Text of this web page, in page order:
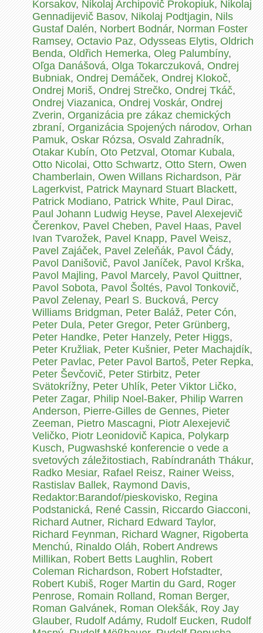
Korsakov,Nikolaj Archipovič Prokopiuk,Nikolaj
Gennadijevič Basov,Nikolaj Podtjagin,Nils
Gustaf Dalén,Norbert Bodnár,Norman Foster
Ramsey,Octavio Paz,Odysseas Elytis,Oldrich
Benda,Oldřich Hemerka,Oleg Palumbíny,
Oľga Danášová,Olga Tokarczuková,Ondrej
Bubniak,Ondrej Demáček,Ondrej Klokoč,
Ondrej Moriš,Ondrej Strečko,Ondrej Tkáč,
Ondrej Viazanica,Ondrej Voskár,Ondrej
Zverin,Organizácia pre zákaz chemických
zbraní,Organizácia Spojených národov,Orhan
Pamuk,Oskar Rózsa,Osvald Zahradník,
Otakar Kubín,Oto Petzval,Otomar Kubala,
Otto Nicolai,Otto Schwartz,Otto Stern,Owen
Chamberlain,Owen Willans Richardson,Pär
Lagerkvist,Patrick Maynard Stuart Blackett,
Patrick Modiano,Patrick White,Paul Dirac,
Paul Johann Ludwig Heyse,Pavel Alexejevič
Čerenkov,Pavel Cheben,Pavel Haas,Pavel
Ivan Tvarožek,Pavel Knapp,Pavel Weisz,
Pavel Zajáček,Pavel Zeleňák,Pavol Čády,
Pavol Danišovič,Pavol Janíček,Pavol Krška,
Pavol Majling,Pavol Marcely,Pavol Quittner,
Pavol Sobota,Pavol Šoltés,Pavol Tonkovič,
Pavol Zelenay,Pearl S. Bucková,Percy
Williams Bridgman,Peter Baláž,Peter Cón,
Peter Dula,Peter Gregor,Peter Grünberg,
Peter Handke,Peter Hanzely,Peter Higgs,
Peter Kružliak,Peter Kušnier,Peter Machajdík,
Peter Pavlac,Peter Pavol Bartoš,Peter Repka,
Peter Ševčovič,Peter Stirbitz,Peter
Svätokrížny,Peter Uhlík,Peter Viktor Ličko,
Peter Zagar,Philip Noel-Baker,Philip Warren
Anderson,Pierre-Gilles de Gennes,Pieter
Zeeman,Pietro Mascagni,Piotr Alexejevič
Veličko,Piotr Leonidovič Kapica,Polykarp
Kusch,Pugwashské konferencie o vede a
svetových záležitostiach,Rabíndranáth Thákur,
Radko Mesiar,Rafael Reisz,Rainer Weiss,
Rastislav Ballek,Raymond Davis,
Redaktor:Barandof/pieskovisko,Regina
Podstanická,René Cassin,Riccardo Giacconi,
Richard Autner,Richard Edward Taylor,
Richard Feynman,Richard Wagner,Rigoberta
Menchú,Rinaldo Oláh,Robert Andrews
Millikan,Robert Betts Laughlin,Robert
Coleman Richardson,Robert Hofstadter,
Robert Kubiš,Roger Martin du Gard,Roger
Penrose,Romain Rolland,Roman Berger,
Roman Galvánek,Roman Olekšák,Roy Jay
Glauber,Rudolf Adámy,Rudolf Eucken,Rudolf